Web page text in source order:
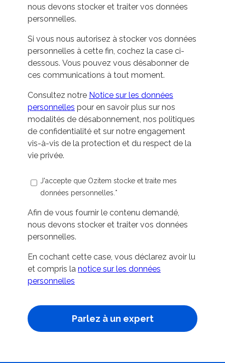
nous devons stocker et traiter vos données
personnelles.
Si vous nous autorisez à stocker vos données
personnelles à cette fin, cochez la case ci-
dessous. Vous pouvez vous désabonner de
ces communications à tout moment.
Consultez notre Notice sur les données
personnelles pour en savoir plus sur nos
modalités de désabonnement, nos politiques
de confidentialité et sur notre engagement
vis-à-vis de la protection et du respect de la
vie privée.
J'accepte que Ozitem stocke et traite mes
données personnelles. *
Afin de vous fournir le contenu demandé,
nous devons stocker et traiter vos données
personnelles.
En cochant cette case, vous déclarez avoir lu
et compris la notice sur les données
personnelles